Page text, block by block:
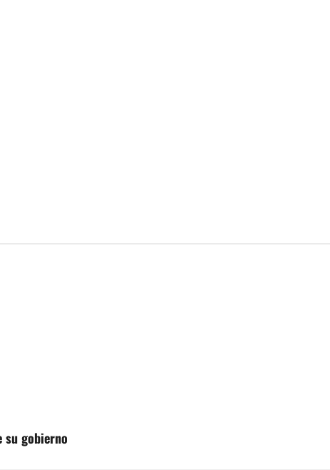
su gobierno